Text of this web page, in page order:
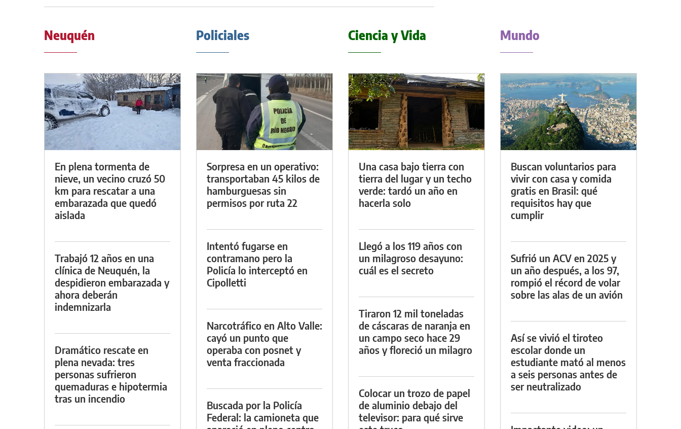
Neuquén
En plena tormenta de
nieve, un vecino cruzó 50
km para rescatar a una
embarazada que quedó
aislada
Trabajó 12 años en una
clínica de Neuquén, la
despidieron embarazada y
ahora deberán
indemnizarla
Dramático rescate en
plena nevada: tres
personas sufrieron
quemaduras e hipotermia
tras un incendio
Policiales
Sorpresa en un operativo:
transportaban 45 kilos de
hamburguesas sin
permisos por ruta 22
Intentó fugarse en
contramano pero la
Policía lo interceptó en
Cipolletti
Narcotráfico en Alto Valle:
cayó un punto que
operaba con posnet y
venta fraccionada
Buscada por la Policía
Federal: la camioneta que
Ciencia y Vida
Una casa bajo tierra con
tierra del lugar y un techo
verde: tardó un año en
hacerla solo
Llegó a los 119 años con
un milagroso desayuno:
cuál es el secreto
Tiraron 12 mil toneladas
de cáscaras de naranja en
un campo seco hace 29
años y floreció un milagro
Colocar un trozo de papel
de aluminio debajo del
televisor: para qué sirve
Mundo
Buscan voluntarios para
vivir con casa y comida
gratis en Brasil: qué
requisitos hay que
cumplir
Sufrió un ACV en 2025 y
un año después, a los 97,
rompió el récord de volar
sobre las alas de un avión
Así se vivió el tiroteo
escolar donde un
estudiante mató al menos
a seis personas antes de
ser neutralizado